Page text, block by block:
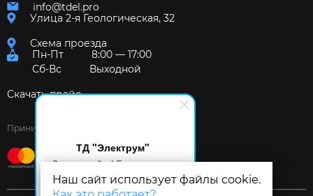
ТД "Электрум"
Здравствуйте! Готов помочь
вам. Напишите мне, если у
вас появятся вопросы.
Наш сайт использует файлы cookie.
info@tdel.pro
Улица 2-я Геологическая, 32
Схема проезда
Пн-Пт
8:00 — 17:00
Сб-Вс
Выходной
Скачать прайс
Принимаем к оплате: